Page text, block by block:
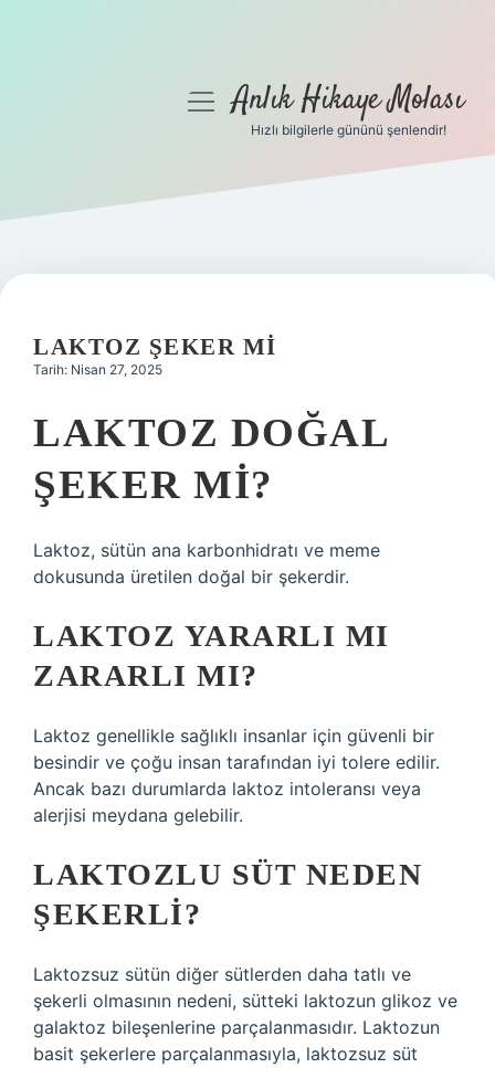
Gizlilik Politikası
Yasal Uyarı
menüyüAnlık Hikaye Molası
Hızlı bilgilerle gününü şenlendir!
LAKTOZ ŞEKER MI
Tarih: Nisan 27, 2025
LAKTOZ DOĞAL
ŞEKER MI?
Laktoz, sütün ana karbonhidratı ve meme
dokusunda üretilen doğal bir şekerdir.
LAKTOZ YARARLI MI
ZARARLI MI?
Laktoz genellikle sağlıklı insanlar için güvenli bir
besindir ve çoğu insan tarafından iyi tolere edilir.
Ancak bazı durumlarda laktoz intoleransı veya
alerjisi meydana gelebilir.
LAKTOZLU SÜT NEDEN
ŞEKERLI?
Laktozsuz sütün diğer sütlerden daha tatlı ve
şekerli olmasının nedeni, sütteki laktozun glikoz ve
galaktoz bileşenlerine parçalanmasıdır. Laktozun
basit şekerlere parçalanmasıyla, laktozsuz süt